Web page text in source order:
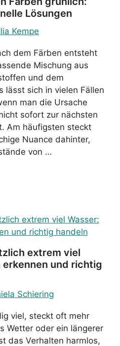
Lösungen
Kempe
dem Färben entsteht
Mischung aus
und dem
lässt sich in vielen Fällen
man die Ursache
sofort zur nächsten
Am häufigsten steckt
Nuance dahinter,
von …
extrem viel
erkennen und richtig
Schiering
viel, steckt oft mehr
Wetter oder ein längerer
das Verhalten harmlos,